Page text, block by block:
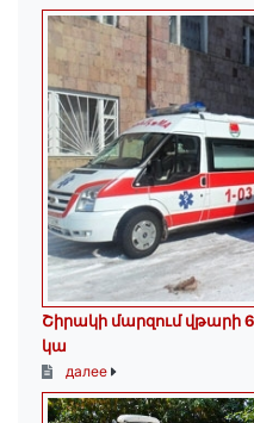
Շիրակի մարզում վթարի
կա
далее